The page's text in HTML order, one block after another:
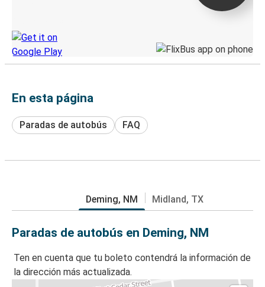
En esta página
Paradas de autobús FAQ
Deming, NM Midland, TX
Paradas de autobús en Deming, NM
Ten en cuenta que tu boleto contendrá la información de
la dirección más actualizada.